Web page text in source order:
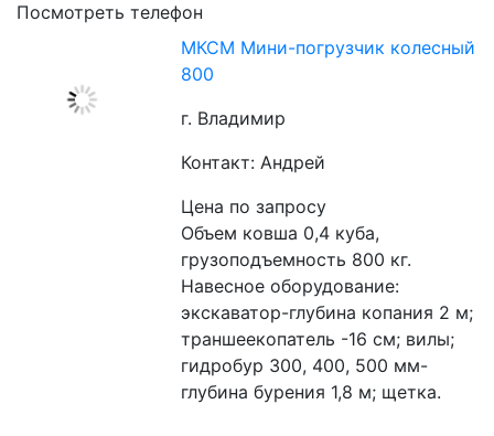
Посмотреть телефон
МКСМ Мини-погрузчик колесный
800
г. Владимир
Контакт: Андрей
Цена по запросу
Объем ковша 0,4 куба,
грузоподъемность 800 кг.
Навесное оборудование:
экскаватор-глубина копания 2 м;
траншеекопатель -16 см; вилы;
гидробур 300, 400, 500 мм-
глубина бурения 1,8 м; щетка.